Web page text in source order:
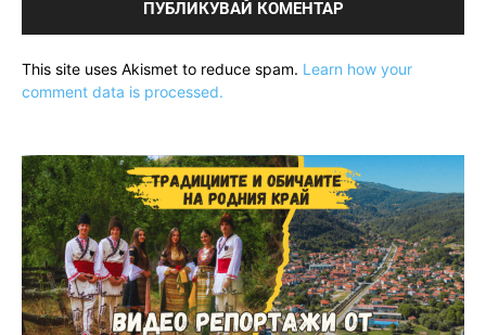
This site uses Akismet to reduce spam. Learn how your
comment data is processed.